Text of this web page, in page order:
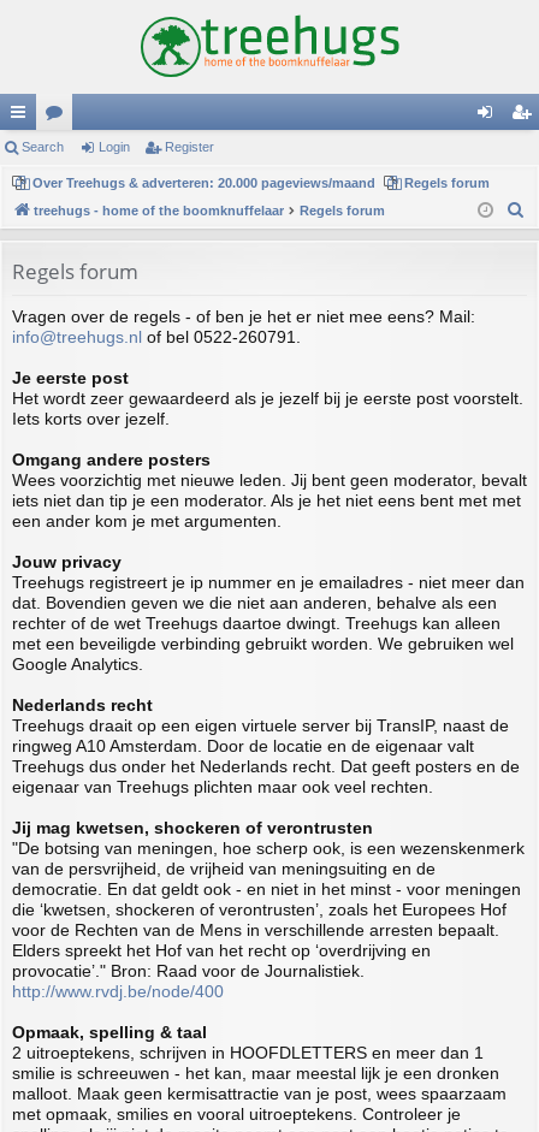
ui
ck
lin
or
u
m
in
er
Search Login Register
Over Treehugs & adverteren: 20.000 pageviews/maand
Regels forum
treehugs - home of the boomknuffelaar
Regels forum
Regels forum
Vragen over de regels - of ben je het er niet mee eens? Mail:
info@treehugs.nl of bel 0522-260791.
Je eerste post
Het wordt zeer gewaardeerd als je jezelf bij je eerste post voorstelt.
Iets korts over jezelf.
Omgang andere posters
Wees voorzichtig met nieuwe leden. Jij bent geen moderator, bevalt
iets niet dan tip je een moderator. Als je het niet eens bent met met
een ander kom je met argumenten.
Jouw privacy
Treehugs registreert je ip nummer en je emailadres - niet meer dan
dat. Bovendien geven we die niet aan anderen, behalve als een
rechter of de wet Treehugs daartoe dwingt. Treehugs kan alleen
met een beveiligde verbinding gebruikt worden. We gebruiken wel
Google Analytics.
Nederlands recht
Treehugs draait op een eigen virtuele server bij TransIP, naast de
ringweg A10 Amsterdam. Door de locatie en de eigenaar valt
Treehugs dus onder het Nederlands recht. Dat geeft posters en de
eigenaar van Treehugs plichten maar ook veel rechten.
Jij mag kwetsen, shockeren of verontrusten
"De botsing van meningen, hoe scherp ook, is een wezenskenmerk
van de persvrijheid, de vrijheid van meningsuiting en de
democratie. En dat geldt ook - en niet in het minst - voor meningen
die ‘kwetsen, shockeren of verontrusten’, zoals het Europees Hof
voor de Rechten van de Mens in verschillende arresten bepaalt.
Elders spreekt het Hof van het recht op ‘overdrijving en
provocatie’." Bron: Raad voor de Journalistiek.
http://www.rvdj.be/node/400
Opmaak, spelling & taal
2 uitroeptekens, schrijven in HOOFDLETTERS en meer dan 1
smilie is schreeuwen - het kan, maar meestal lijk je een dronken
malloot. Maak geen kermisattractie van je post, wees spaarzaam
met opmaak, smilies en vooral uitroeptekens. Controleer je